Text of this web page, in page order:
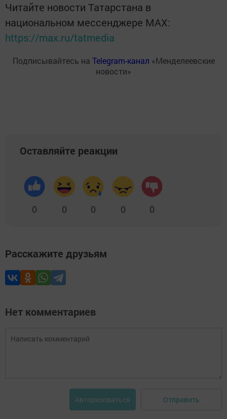
Читайте новости Татарстана в
национальном мессенджере MАХ:
https://max.ru/tatmedia
Подписывайтесь на Telegram-канал «Менделеевские
новости»
Оставляйте реакции
0 0 0 0 0
Расскажите друзьям
Нет комментариев
Авторизоваться Отправить